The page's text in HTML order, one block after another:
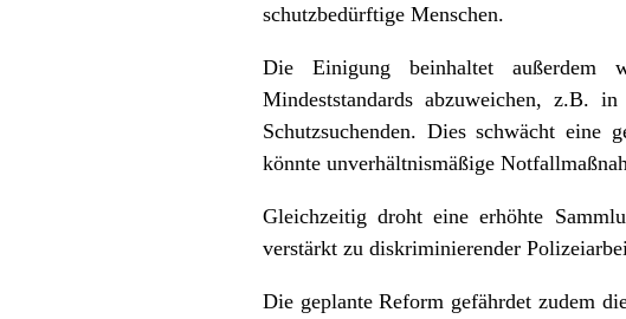
schutzbedürftige Menschen.
Die Einigung beinhaltet außerdem
Mindeststandards abzuweichen, z.B.
Schutzsuchenden. Dies schwächt eine
könnte unverhältnismäßige
Gleichzeitig droht eine erhöhte
verstärkt zu diskriminierender
Die geplante Reform gefährdet zudem